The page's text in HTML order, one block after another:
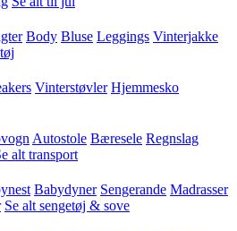
Body Bluse Leggings Vinterjakke
Vinterstøvler Hjemmesko
Autostole Bæresele Regnslag
alt transport
Babydyner Sengerande Madrasser
Se alt sengetøj & sove